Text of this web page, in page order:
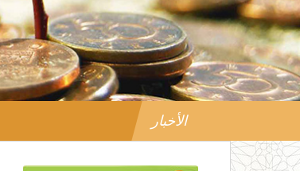
الأخبار